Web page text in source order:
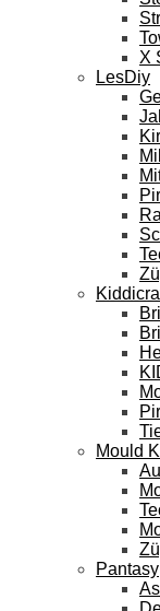
X
LesDiy
Mould
Pantasy